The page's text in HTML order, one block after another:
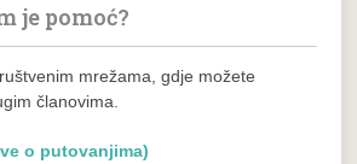
je pomoć?
mrežama, gdje možete
članovima.
o putovanjima)